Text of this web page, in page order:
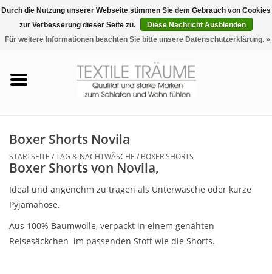
0 Artikel - €0,00
Tag & Nachtwäsche
Freizeit-Hausanzüge
Badezimmer & Sauna
Boxer Shorts Novila
STARTSEITE /TAG & NACHTWÄSCHE / BOXER SHORTS
Boxer Shorts von Novila,
Ideal und angenehm zu tragen als Unterwäsche oder kurze
Pyjamahose.
Aus 100% Baumwolle, verpackt in einem genähten
Reisesäckchen im passenden Stoff wie die Shorts.
Durch die Nutzung unserer Webseite stimmen Sie dem Gebrauch von Cookies
zur Verbesserung dieser Seite zu.
Diese Nachricht Ausblenden
Für weitere Informationen beachten Sie bitte unsere Datenschutzerklärung. »